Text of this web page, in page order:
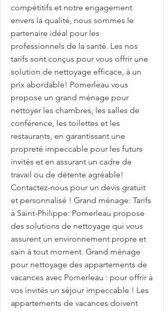
compétitifs et notre engagement
envers la qualité, nous sommes le
partenaire idéal pour les
professionnels de la santé. Les nos
tarifs sont conçus pour vous offrir une
solution de nettoyage efficace, à un
prix abordable! Pomerleau vous
propose un grand ménage pour
nettoyer les chambres, les salles de
conférence, les toilettes et les
restaurants, en garantissant une
propreté impeccable pour les futurs
invités et en assurant un cadre de
travail ou de détente agréable!
Contactez-nous pour un devis gratuit
et personnalisé ! Grand ménage: Tarifs
à Saint-Philippe: Pomerleau propose
des solutions de nettoyage qui vous
assurent un environnement propre et
sain à tout moment. Grand ménage
pour nettoyage des appartements de
vacances avec Pomerleau : pour offrir à
vos invités un séjour impeccable ! Les
appartements de vacances doivent